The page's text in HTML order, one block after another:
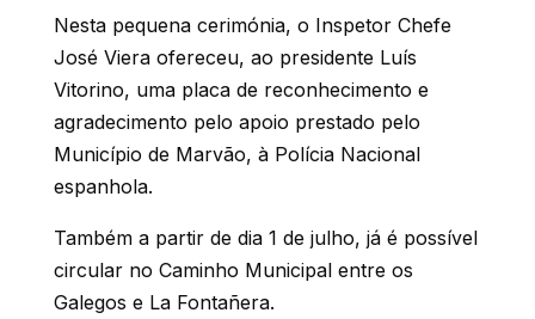
Nesta pequena cerimónia, o Inspetor Chefe
José Viera ofereceu, ao presidente Luís
Vitorino, uma placa de reconhecimento e
agradecimento pelo apoio prestado pelo
Município de Marvão, à Polícia Nacional
espanhola.
Também a partir de dia 1 de julho, já é possível
circular no Caminho Municipal entre os
Galegos e La Fontañera.